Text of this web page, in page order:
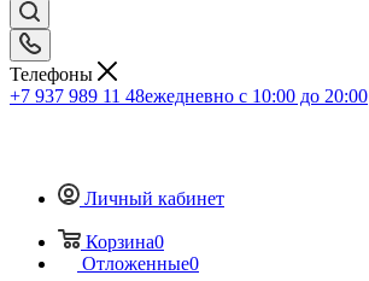
Телефоны
+7 937 989 11 48ежедневно с 10:00 до 20:00
Личный кабинет
Корзина0
Отложенные0